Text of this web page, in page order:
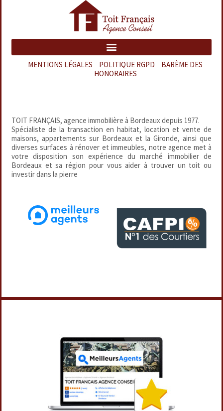
MENTIONS LÉGALES POLITIQUE RGPD
BARÈME DES
HONORAIRES
TOIT FRANÇAIS, agence immobilière à Bordeaux depuis 1977.
Spécialiste de la transaction en habitat, location et vente de
maisons, appartements sur Bordeaux et la Gironde, ainsi que
diverses surfaces à rénover et immeubles, notre agence met à
votre disposition son expérience du marché immobilier de
Bordeaux et sa région pour vous aider à trouver un toit ou
investir dans la pierre